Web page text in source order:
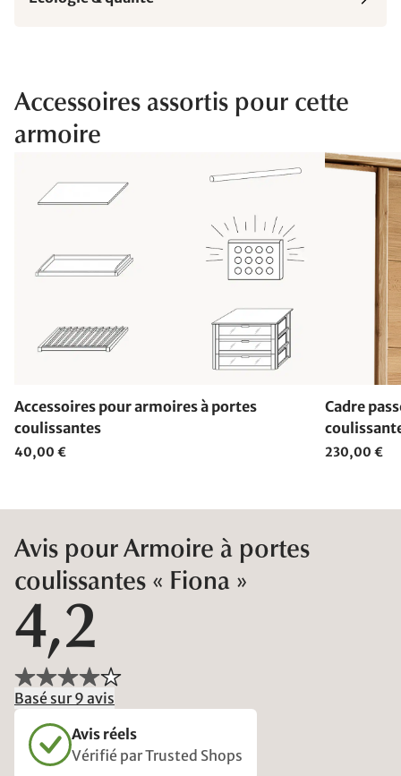
Accessoires assortis pour cette
armoire
Accessoires pour armoires à portes
coulissantes
40,00 €
Cadre
230,00 €
Avis pour Armoire à portes
coulissantes « Fiona »
4,2
Basé sur 9 avis
Avis réels
Vérifié par Trusted Shops